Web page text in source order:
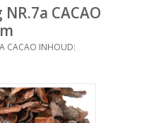
CACAO
CACAO INHOUD: